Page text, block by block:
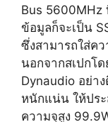
Bus 5600MHz
ข้อมูลก็จะเป็น
ซึ่งสามารถใส่ค
นอกจากสเปกโ
Dynaudio อย่า
หนักแน่น ให้ปร
ความจุสูง